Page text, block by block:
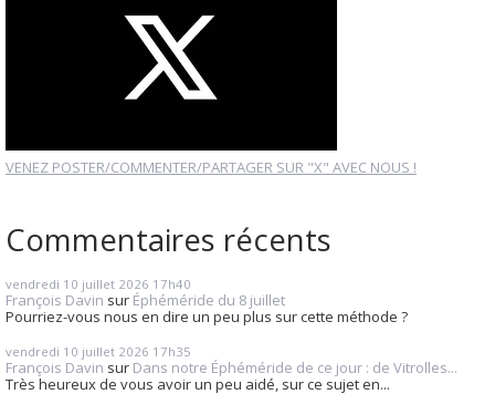
VENEZ POSTER/COMMENTER/PARTAGER SUR "X" AVEC NOUS !
Commentaires récents
vendredi 10 juillet 2026 17h40
François Davin sur Éphéméride du 8 juillet
Pourriez-vous nous en dire un peu plus sur cette méthode ?
vendredi 10 juillet 2026 17h35
François Davin sur Dans notre Éphéméride de ce jour : de Vitrolles...
Très heureux de vous avoir un peu aidé, sur ce sujet en...